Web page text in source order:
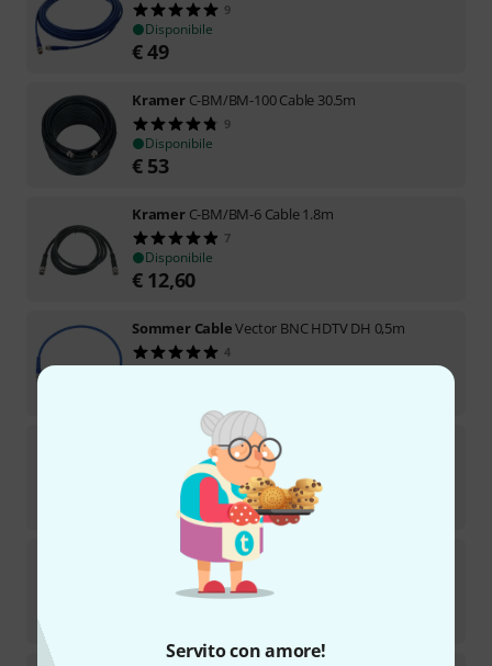
Servito con amore!
9
Disponibile
€49
Kramer C-BM/BM-100 Cable 30.5m
9
Disponibile
€ 53
Kramer C-BM/BM-6 Cable 1.8m
7
Disponibile
€ 12,60
Sommer CableVector BNC HDTV DH 0,5m
4
Disponibile
Sommer CableVector Plus BNC HD-SDI 10,0m
Disponibile
Sommer CableMiniBNC - BNC male Cable 50cm
13
Disponibile